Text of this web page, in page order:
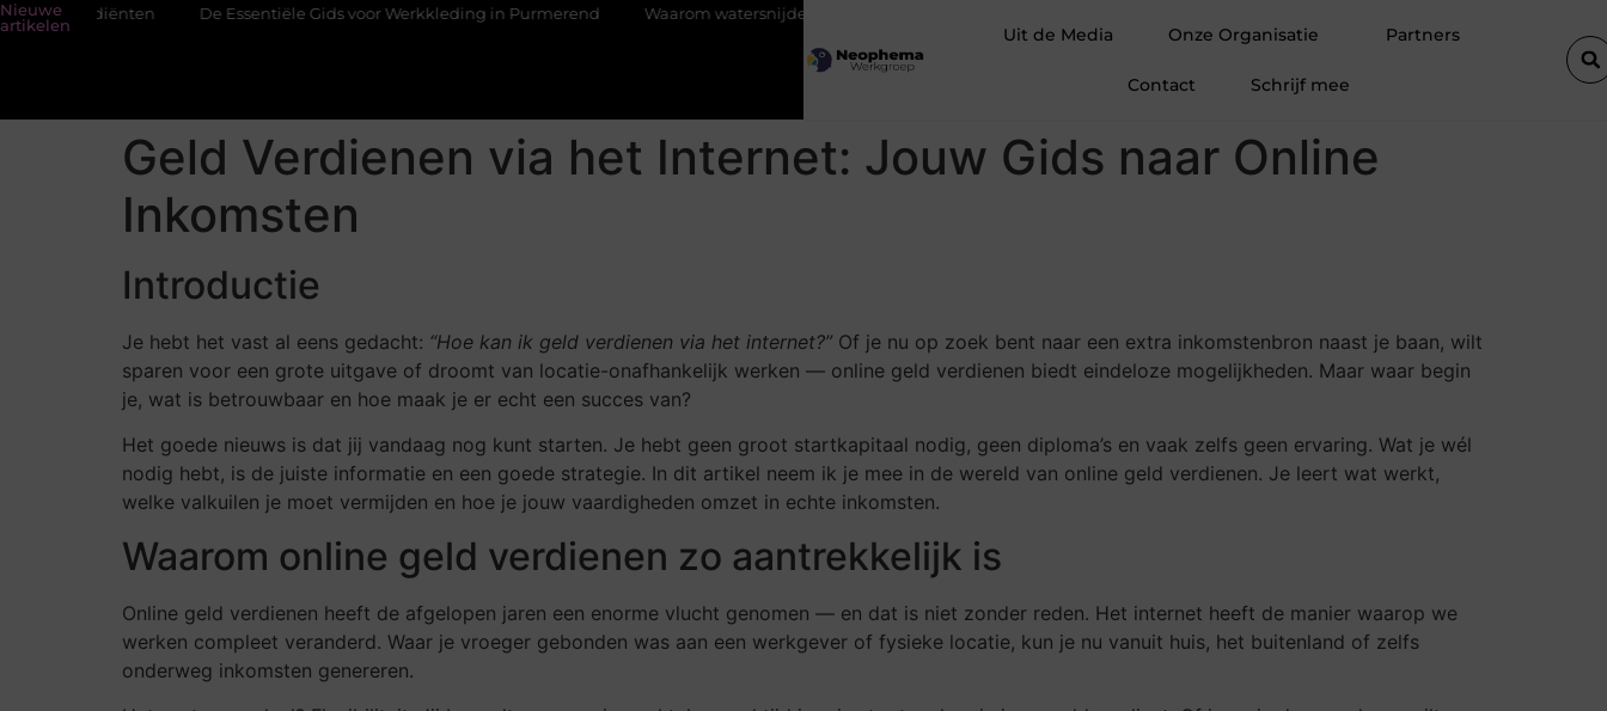
Nieuwe
artikelen
De Essentiële Gids voor Werkkleding in Purmerend Waarom watersnijden ideaal is voor complexe contouren
Uit de Media Onze Organisatie Partners
Contact Schrijf mee
Geld Verdienen via het Internet: Jouw Gids naar Online
Inkomsten
Introductie
Je hebt het vast al eens gedacht: “Hoe kan ik geld verdienen via het internet?” Of je nu op zoek bent naar een extra inkomstenbron naast je baan, wilt
sparen voor een grote uitgave of droomt van locatie-onafhankelijk werken — online geld verdienen biedt eindeloze mogelijkheden. Maar waar begin
je, wat is betrouwbaar en hoe maak je er echt een succes van?
Het goede nieuws is dat jij vandaag nog kunt starten. Je hebt geen groot startkapitaal nodig, geen diploma’s en vaak zelfs geen ervaring. Wat je wél
nodig hebt, is de juiste informatie en een goede strategie. In dit artikel neem ik je mee in de wereld van online geld verdienen. Je leert wat werkt,
welke valkuilen je moet vermijden en hoe je jouw vaardigheden omzet in echte inkomsten.
Waarom online geld verdienen zo aantrekkelijk is
Online geld verdienen heeft de afgelopen jaren een enorme vlucht genomen — en dat is niet zonder reden. Het internet heeft de manier waarop we
werken compleet veranderd. Waar je vroeger gebonden was aan een werkgever of fysieke locatie, kun je nu vanuit huis, het buitenland of zelfs
onderweg inkomsten genereren.